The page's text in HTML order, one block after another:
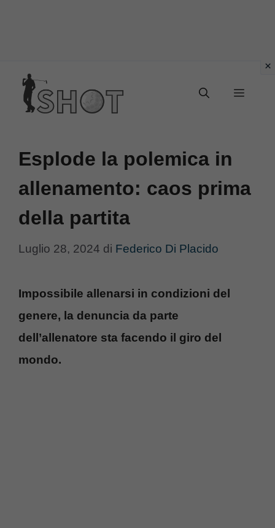
contenuto
Menu
Esplode la polemica in
allenamento: caos prima
della partita
Luglio 28, 2024 di Federico Di Placido
Impossibile allenarsi in condizioni del
genere, la denuncia da parte
dell’allenatore sta facendo il giro del
mondo.